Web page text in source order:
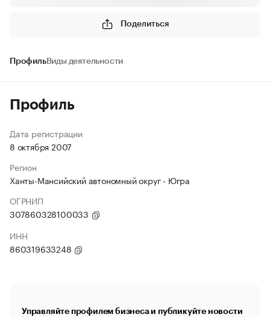
Поделиться
ПрофильВиды деятельности
Профиль
Дата регистрации
8 октября 2007
Регион
Ханты-Мансийский автономный округ - Югра
ОГРНИП
307860328100033
ИНН
860319633248
Управляйте профилем бизнеса и публикуйте новости